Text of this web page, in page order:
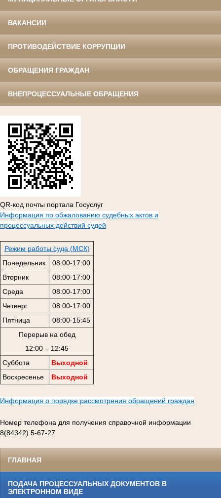
ВАКАНСИИ
ПРОТИВОДЕЙСТВИЕ КОРРУПЦИИ
ОБРАЩЕНИЯ ГРАЖДАН
ВНЕПРОЦЕССУАЛЬНЫЕ ОБРАЩЕНИЯ
QR-код почты портала Госуслуг
Информация по обжалованию судебных актов и
процессуальных действий судей
Режим работы суда (МСК)
Понедельник
08:00-17:00
Вторник
08:00-17:00
Среда
08:00-17:00
Четверг
08:00-17:00
Пятница
08:00-15:45
Перерыв на обед
12:00 – 12:45
Суббота
Выходной
Воскресенье
Выходной
Информация о порядке рассмотрения обращений граждан
Номер телефона для получения справочной информации
8(84342) 5-67-27
ГЛАВНАЯ
ПОДАЧА ПРОЦЕССУАЛЬНЫХ ДОКУМЕНТОВ В
ЭЛЕКТРОННОМ ВИДЕ